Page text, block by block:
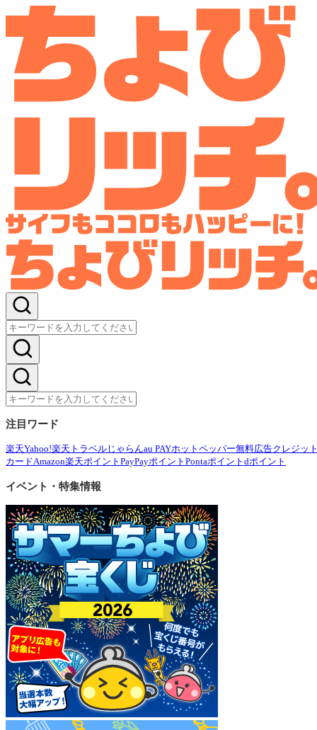
注目ワード
楽天Yahoo!楽天トラベル じゃらんau PAYホットペッパー無料広告クレジッ
カードAmazon楽天ポイント PayPayポイント Pontaポイント dポイント
イベント・特集情報